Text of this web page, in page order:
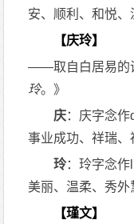
安、顺利、和悦、
【庆玲】
——取自白居易的
玲。》
庆：庆字念
事业成功、祥瑞、
玲：玲字念作
美丽、温柔、秀外
【瑾文】